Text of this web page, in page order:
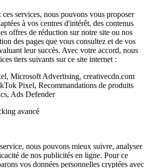
ces services, nous pouvons vous proposer
à vos centres d'intérêt, des contenus
offres de réduction sur notre site ou nos
des pages que vous consultez et de vos
leur succès. Avec votre accord, nous
tiers suivants sur ce site internet :
Microsoft Advertising, creativecdn.com
Pixel, Recommandations de produits
Ads Defender
avancé
nous pouvons mieux suivre, analyser
de nos publicités en ligne. Pour ce
vos données personnelles cryptées avec